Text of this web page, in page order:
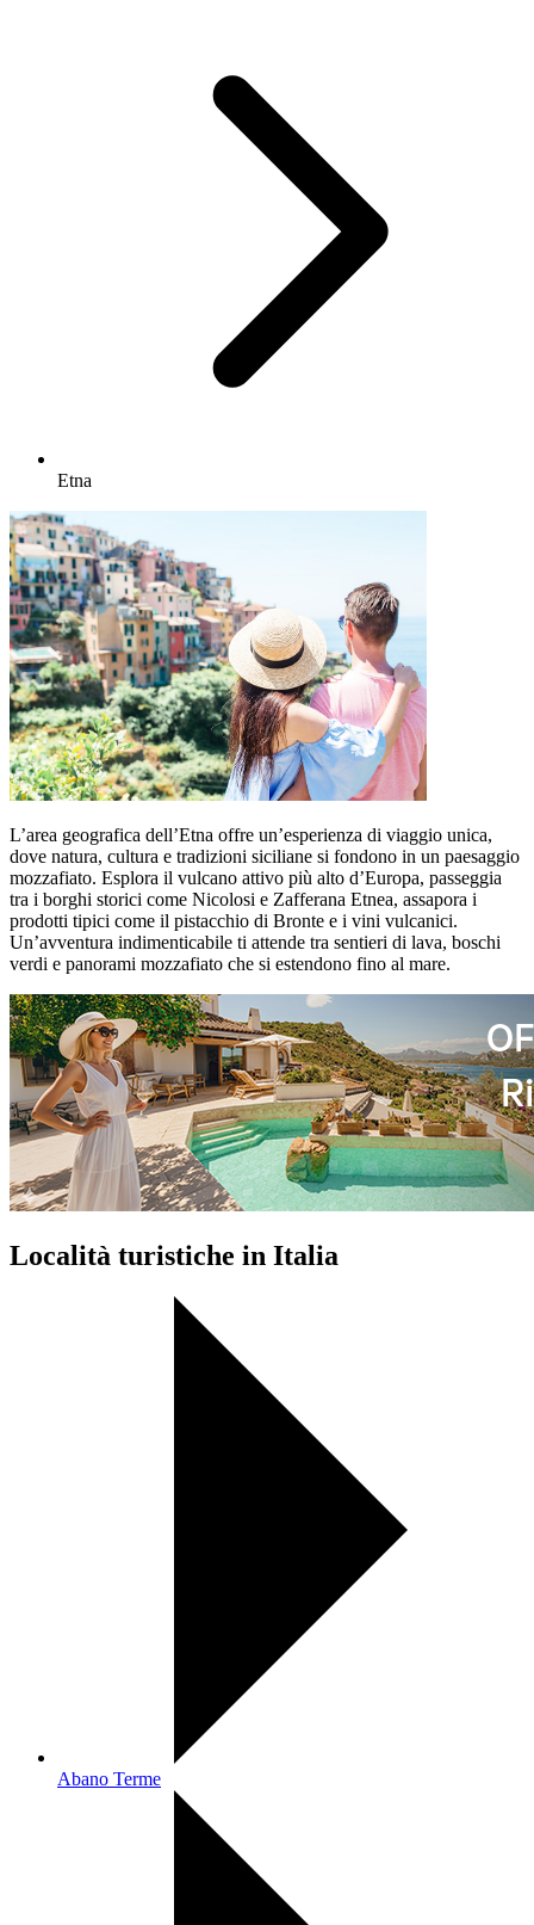
Etna
L’area geografica dell’Etna offre un’esperienza di viaggio unica,
dove natura, cultura e tradizioni siciliane si fondono in un paesaggio
mozzafiato. Esplora il vulcano attivo più alto d’Europa, passeggia
tra i borghi storici come Nicolosi e Zafferana Etnea, assapora i
prodotti tipici come il pistacchio di Bronte e i vini vulcanici.
Un’avventura indimenticabile ti attende tra sentieri di lava, boschi
verdi e panorami mozzafiato che si estendono fino al mare.
Località turistiche in Italia
Abano Terme